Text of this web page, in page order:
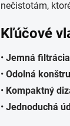
nečistotám,
Kľúčové
• Jemná filtrácia
• Odolná
• Kompaktný
• Jednoduchá